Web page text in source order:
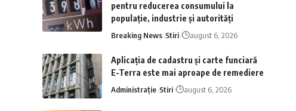
pentru reducerea consumului la
populație, industrie și autorități
Breaking News Stiri august 6, 2026
Aplicaţia de cadastru şi carte funciară
E-Terra este mai aproape de remediere
Administrație Stiri august 6, 2026